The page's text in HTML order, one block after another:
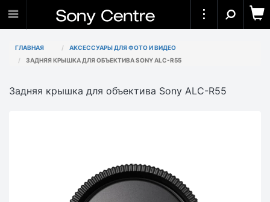
ГЛАВНАЯ
АКСЕССУАРЫ ДЛЯ ФОТО И ВИДЕО
ЗАДНЯЯ КРЫШКА ДЛЯ ОБЪЕКТИВА SONY ALC-R55
Задняя крышка для объектива Sony ALC-R55